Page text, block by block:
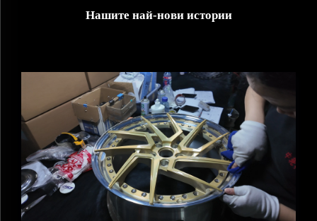
Нашите най-нови истории